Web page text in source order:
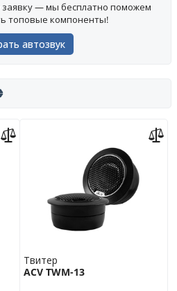
заявку — мы бесплатно поможем
топовые компоненты!
автозвук
Твитер
ACV TWM-13